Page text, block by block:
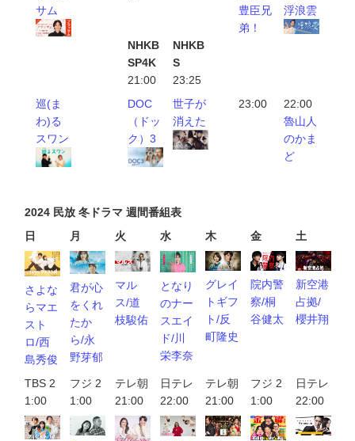
サム
NHKB
SP4K
21:00
NHKB
S
23:25
豊臣兄
弟！
浮浪雲
巡(ま
わ)る
スワン
DOC
（ドッ
ク）3
世子が
消えた
23:00
22:00
魯山人
のかま
ど
2024 民放 冬ドラマ 週間番組表
日
月 火 水 木 金 土
さよな
らマエ
スト
ロ/西
島秀俊
君が心
をくれ
たか
ら/永
野芽郁
マル
ス/道
枝駿佑
となり
のナー
スエイ
ド/川
栄李奈
グレイ
トギフ
ト/反
町隆史
院内警
察/桐
谷健太
新空港
占拠/
櫻井翔
TBS 2
1:00
フジ 2
1:00
テレ朝
21:00
日テレ
22:00
テレ朝
21:00
フジ 2
1:00
日テレ
22:00